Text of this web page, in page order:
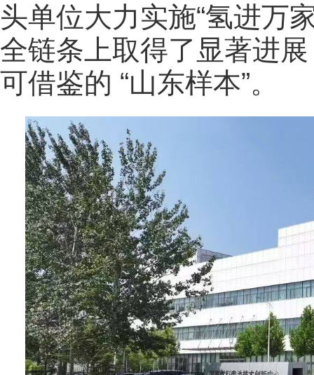
头单位大力实施“氢进万
全链条上取得了显著进
可借鉴的 “山东样本”。